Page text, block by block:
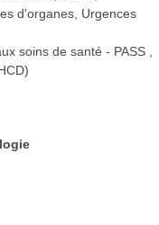
d'organes, Urgences
soins de santé - PASS